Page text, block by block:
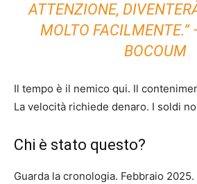
ATTENZIONE,
MOLTO
BOCOUM
Il tempo è il nemico qui. Il
La velocità richiede denaro. I soldi
Chi è stato questo?
Guarda la cronologia. Febbraio 2025.